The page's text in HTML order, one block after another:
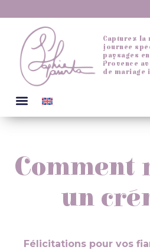
Capturez la
journée
paysages
Provence
de mariage
Comment
un
Félicitations pour vos